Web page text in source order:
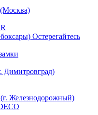
Остерегайтесь
Димитровград)
Железнодорожный)